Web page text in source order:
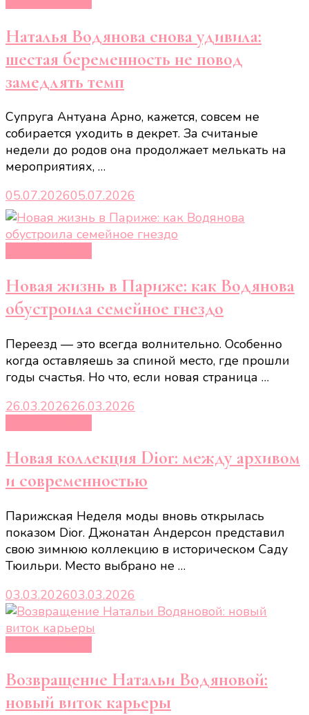
Наталья Водянова снова удивила:
шестая беременность не повод
замедлять темп
Супруга Антуана Арно, кажется, совсем не
собирается уходить в декрет. За считаные
недели до родов она продолжает мелькать на
мероприятиях, …
05.07.202605.07.2026
Новая жизнь в Париже: как Водянова
обустроила семейное гнездо
Переезд — это всегда волнительно. Особенно
когда оставляешь за спиной место, где прошли
годы счастья. Но что, если новая страница …
26.03.202626.03.2026
Новая коллекция Dior: между архивом
и современностью
Парижская Неделя моды вновь открылась
показом Dior. Джонатан Андерсон представил
свою зимнюю коллекцию в историческом Саду
Тюильри. Место выбрано не …
03.03.202603.03.2026
Возвращение Натальи Водяновой:
новый виток карьеры